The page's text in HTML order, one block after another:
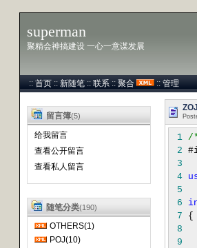
superman
聚精会神搞建设 一心一意谋发展
:: 首页 :: 新随笔 :: 联系 :: 聚合 :: 管理
留言簿(5)
给我留言
查看公开留言
查看私人留言
随笔分类(190)
OTHERS(1)
POJ(10)
1 /*
2
3
4
5
6
7
{
8
9